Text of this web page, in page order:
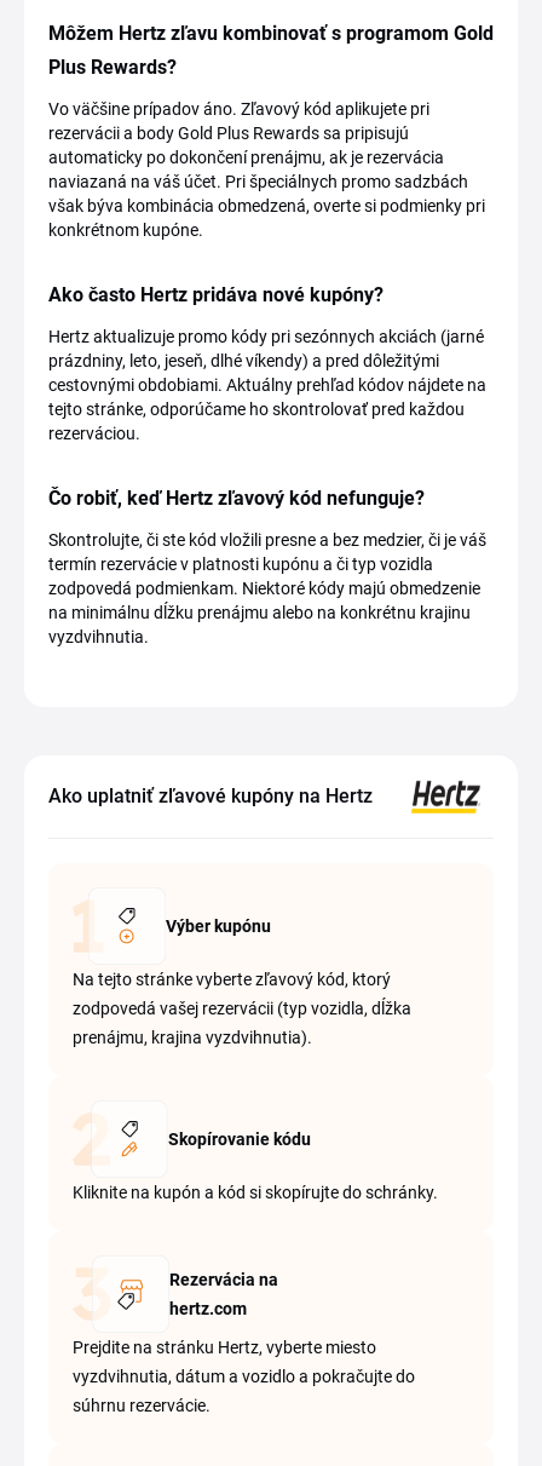
Môžem Hertz zľavu kombinovať s programom Gold
Plus Rewards?
Vo väčšine prípadov áno. Zľavový kód aplikujete pri
rezervácii a body Gold Plus Rewards sa pripisujú
automaticky po dokončení prenájmu, ak je rezervácia
naviazaná na váš účet. Pri špeciálnych promo sadzbách
však býva kombinácia obmedzená, overte si podmienky pri
konkrétnom kupóne.
Ako často Hertz pridáva nové kupóny?
Hertz aktualizuje promo kódy pri sezónnych akciách (jarné
prázdniny, leto, jeseň, dlhé víkendy) a pred dôležitými
cestovnými obdobiami. Aktuálny prehľad kódov nájdete na
tejto stránke, odporúčame ho skontrolovať pred každou
rezerváciou.
Čo robiť, keď Hertz zľavový kód nefunguje?
Skontrolujte, či ste kód vložili presne a bez medzier, či je váš
termín rezervácie v platnosti kupónu a či typ vozidla
zodpovedá podmienkam. Niektoré kódy majú obmedzenie
na minimálnu dĺžku prenájmu alebo na konkrétnu krajinu
vyzdvihnutia.
Ako uplatniť zľavové kupóny na Hertz
Výber kupónu
Na tejto stránke vyberte zľavový kód, ktorý
zodpovedá vašej rezervácii (typ vozidla, dĺžka
prenájmu, krajina vyzdvihnutia).
Skopírovanie kódu
Kliknite na kupón a kód si skopírujte do schránky.
Rezervácia na
hertz.com
Prejdite na stránku Hertz, vyberte miesto
vyzdvihnutia, dátum a vozidlo a pokračujte do
súhrnu rezervácie.